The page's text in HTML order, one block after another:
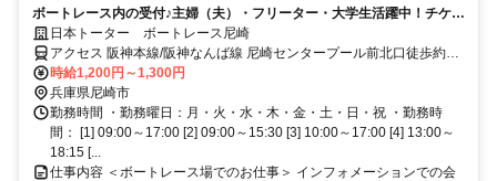
ボートレース内の受付♪主婦（夫）・フリーター・大学生活躍中！チケッ
ト販売所のSTAFF♪【ご応募はWebのみ受け付けています。】
日本トーター ボートレース尼崎
アクセス 阪神本線/阪神なんば線 尼崎センタープール前北口徒歩約6
分、阪神武庫川線 武庫川東口1徒歩約14分、阪神本線/阪神なんば線
武庫川東口1徒歩約14分
時給1,200円～1,300円
兵庫県尼崎市
勤務時間 ・勤務曜日：月・火・水・木・金・土・日・祝 ・勤務時
間： [1] 09:00～17:00 [2] 09:00～15:30 [3] 10:00～17:00 [4] 13:00～
18:15 [...
仕事内容 ＜ボートレース場でのお仕事＞ インフォメーションでの会